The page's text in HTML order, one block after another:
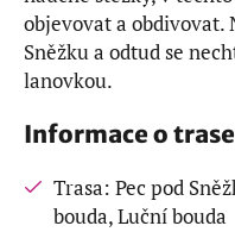
objevovat a obdivovat.
Sněžku a odtud se
lanovkou.
Informace o trase
Trasa: Pec pod
bouda, Luční bouda